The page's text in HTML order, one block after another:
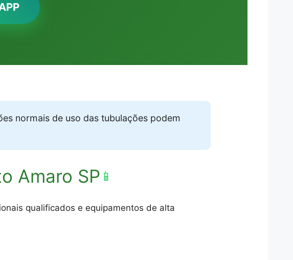
normais de uso das tubulações podem
Amaro SP 📱
qualificados e equipamentos de alta